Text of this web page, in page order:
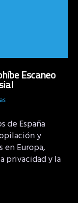
Escaneo
de España
y
en Europa,
privacidad y la